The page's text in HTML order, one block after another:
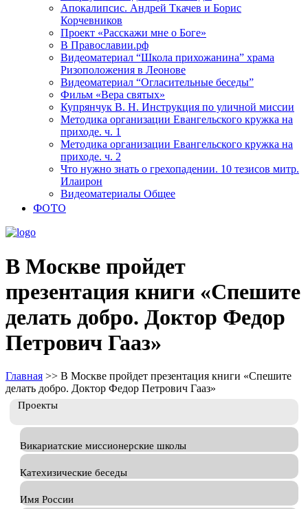
Апокалипсис. Андрей Ткачев и Борис
Корчевников
Проект «Расскажи мне о Боге»
В Православии.рф
Видеоматериал “Школа прихожанина” храма
Ризоположения в Леонове
Видеоматериал “Огласительные беседы”
Фильм «Вера святых»
Купрянчук В. Н. Инструкция по уличной миссии
Методика организации Евангельского кружка на
приходе. ч. 1
Методика организации Евангельского кружка на
приходе. ч. 2
Что нужно знать о грехопадении. 10 тезисов митр.
Илаирон
Видеоматериалы Общее
ФОТО
В Москве пройдет
презентация книги «Спешите
делать добро. Доктор Федор
Петрович Гааз»
Главная >> В Москве пройдет презентация книги «Спешите
делать добро. Доктор Федор Петрович Гааз»
Проекты
Викариатские миссионерские школы
Катехизические беседы
Имя России